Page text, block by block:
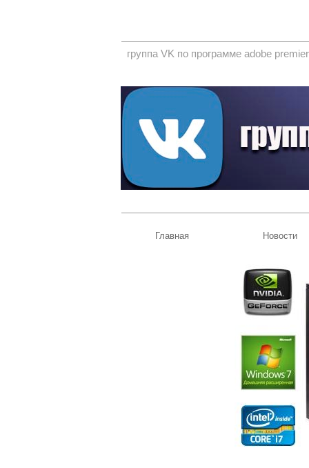
группа VK по программе adobe
Главная Новости